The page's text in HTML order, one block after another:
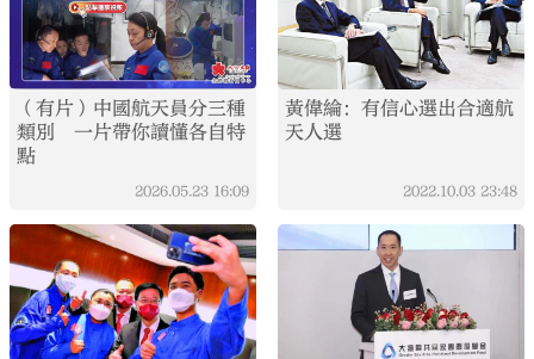
（有片）中國航天員分三種
類別 一片帶你讀懂各自特
點
2026.05.23 16:09
黃偉綸：有信心選出合適航
天人選
2022.10.03 23:48